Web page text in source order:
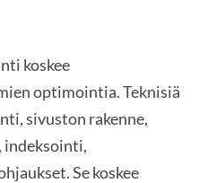
koskee
optimointia. Teknisiä
sivuston rakenne,
indeksointi,
Se koskee